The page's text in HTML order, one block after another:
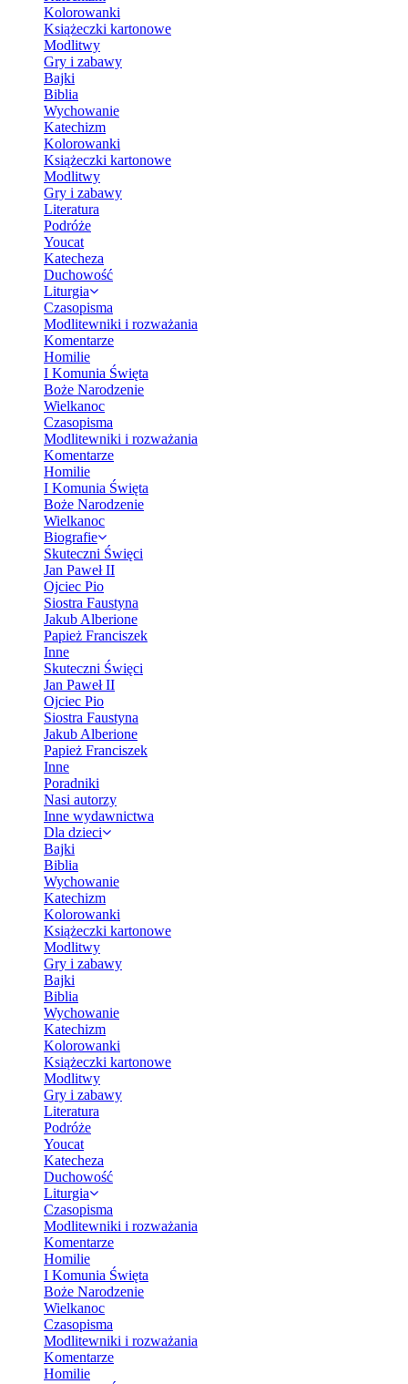
Kolorowanki
Książeczki kartonowe
Modlitwy
Gry i zabawy
Bajki
Biblia
Wychowanie
Katechizm
Kolorowanki
Książeczki kartonowe
Modlitwy
Gry i zabawy
Literatura
Podróże
Youcat
Katecheza
Duchowość
Liturgia
Czasopisma
Modlitewniki i rozważania
Komentarze
Homilie
I Komunia Święta
Boże Narodzenie
Wielkanoc
Czasopisma
Modlitewniki i rozważania
Komentarze
Homilie
I Komunia Święta
Boże Narodzenie
Wielkanoc
Biografie
Skuteczni Święci
Jan Paweł II
Ojciec Pio
Siostra Faustyna
Jakub Alberione
Papież Franciszek
Inne
Skuteczni Święci
Jan Paweł II
Ojciec Pio
Siostra Faustyna
Jakub Alberione
Papież Franciszek
Inne
Poradniki
Nasi autorzy
Inne wydawnictwa
Dla dzieci
Bajki
Biblia
Wychowanie
Katechizm
Kolorowanki
Książeczki kartonowe
Modlitwy
Gry i zabawy
Bajki
Biblia
Wychowanie
Katechizm
Kolorowanki
Książeczki kartonowe
Modlitwy
Gry i zabawy
Literatura
Podróże
Youcat
Katecheza
Duchowość
Liturgia
Czasopisma
Modlitewniki i rozważania
Komentarze
Homilie
I Komunia Święta
Boże Narodzenie
Wielkanoc
Czasopisma
Modlitewniki i rozważania
Komentarze
Homilie